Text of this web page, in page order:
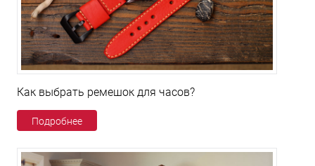
Как выбрать ремешок для часов?
Подробнее